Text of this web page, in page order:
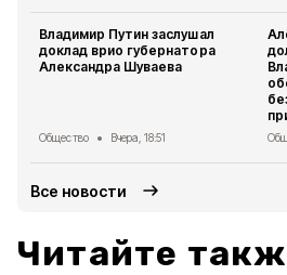
Владимир Путин заслушал
доклад врио губернатора
Александра Шуваева
Общество Вчера, 18:51
Все новости
Читайте